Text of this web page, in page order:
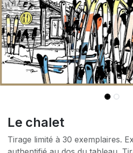
Le chalet
Tirage limité à 30 exemplaires.